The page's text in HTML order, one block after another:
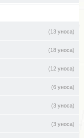
(13 уноса)
(18 уноса)
(12 уноса)
(6 уноса)
(3 уноса)
(3 уноса)